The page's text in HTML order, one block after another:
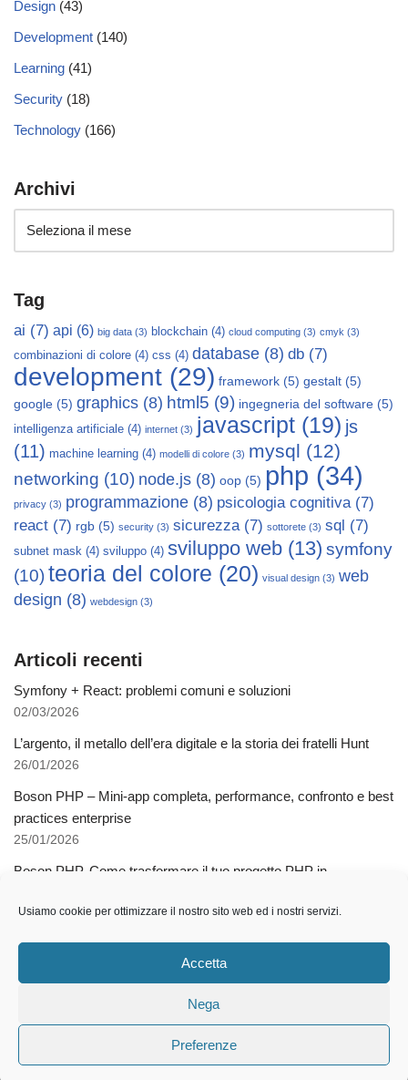
Usiamo cookie per ottimizzare il nostro sito web ed i nostri servizi.
Accetta
Nega
Preferenze
Design (43)
Development (140)
Learning (41)
Security (18)
Technology (166)
Archivi
Tag
ai (7) api (6) big data (3) blockchain (4) cloud computing (3) cmyk (3)
combinazioni di colore (4) css (4) database (8) db (7)
development (29) framework (5) gestalt (5)
google (5) graphics (8) html5 (9) ingegneria del software (5)
intelligenza artificiale (4) internet (3) javascript (19) js
(11) machine learning (4) modelli di colore (3) mysql (12)
networking (10) node.js (8) oop (5) php (34)
privacy (3) programmazione (8) psicologia cognitiva(7)
react (7) rgb (5) security (3) sicurezza(7) sottorete (3) sql (7)
subnet mask (4) sviluppo (4) sviluppo web (13) symfony
(10)teoria del colore (20) visual design (3) web
design (8) webdesign (3)
Articoli recenti
Symfony + React: problemi comuni e soluzioni
02/03/2026
L’argento, il metallo dell’era digitale e la storia dei fratelli Hunt
26/01/2026
Boson PHP – Mini-app completa, performance, confronto e best
practices enterprise
25/01/2026
Boson PHP. Come trasformare il tuo progetto PHP in
03/12/2025
Come l’AI libera dalla schiavitù della specializzazione
2021 © Gianluca Tramontana